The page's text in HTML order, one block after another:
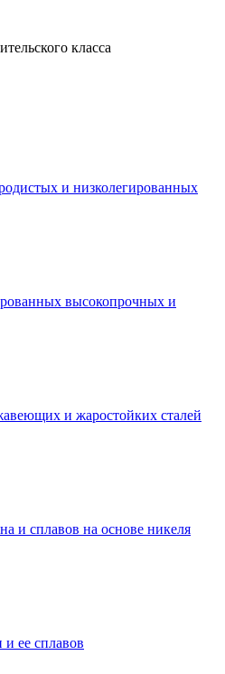
класса
и низколегированных
высокопрочных и
и жаростойких сталей
и сплавов на основе никеля
ее сплавов